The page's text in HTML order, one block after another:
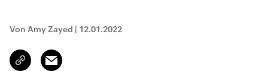
Von Amy Zayed | 12.01.2022
Link
kopieren/teilen
Email